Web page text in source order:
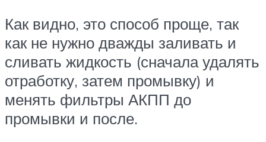
Как видно, это способ проще, так
как не нужно дважды заливать и
сливать жидкость (сначала удалять
отработку, затем промывку) и
менять фильтры АКПП до
промывки и после.